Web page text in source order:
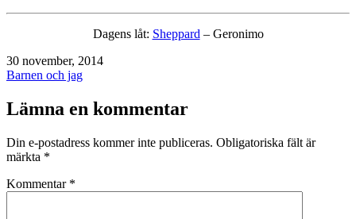
Dagens låt: Sheppard – Geronimo
Publicerat
den
30 november, 2014
Kategoriserat
Barnen och jag
Lämna en kommentar
Din e-postadress kommer inte publiceras. Obligatoriska fält är
märkta *
Kommentar *